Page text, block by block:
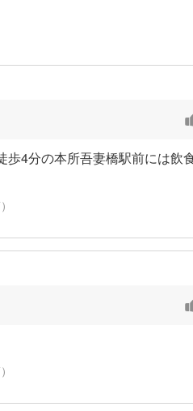
4分の本所吾妻橋駅前には飲